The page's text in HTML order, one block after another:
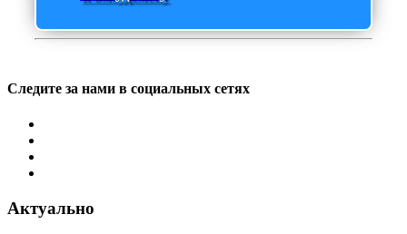
Следите за нами в социальных сетях
Актуально